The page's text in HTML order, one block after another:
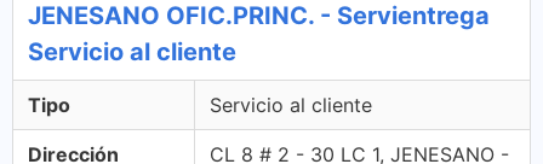
JENESANO OFIC.PRINC. - Servientrega
Servicio al cliente
Tipo Servicio al cliente
Dirección
CL 8 # 2 - 30 LC 1, JENESANO -